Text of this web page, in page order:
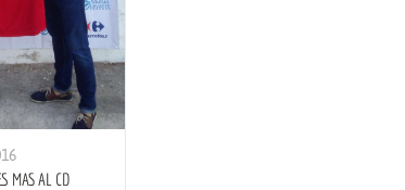
MAS AL CD